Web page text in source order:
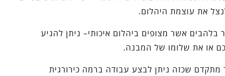
לנצל את עוצמת היהלום.
בלהבים אשר מצופים ביהלום איכותי– ניתן להגיע
או את שלומו של המבנה.
שכזה ניתן לבצע עבודה ברמה כירורגית